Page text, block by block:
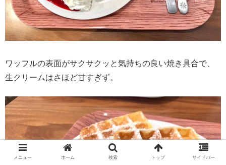
ワッフルの表面がサクサクッと気持ちの良い焼き具合で、
生クリームはさほど甘すぎず。
メニュー ホーム 検索 トップ サイドバー